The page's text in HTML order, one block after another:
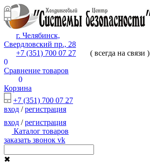
г. Челябинск,
Свердловский пр., 28
+7 (351) 700 07 27
( всегда на связи )
0
Сравнение товаров
0
Корзина
+7 (351) 700 07 27
вход /регистрация
вход /регистрация
Каталог товаров
заказать звонок vk
✖